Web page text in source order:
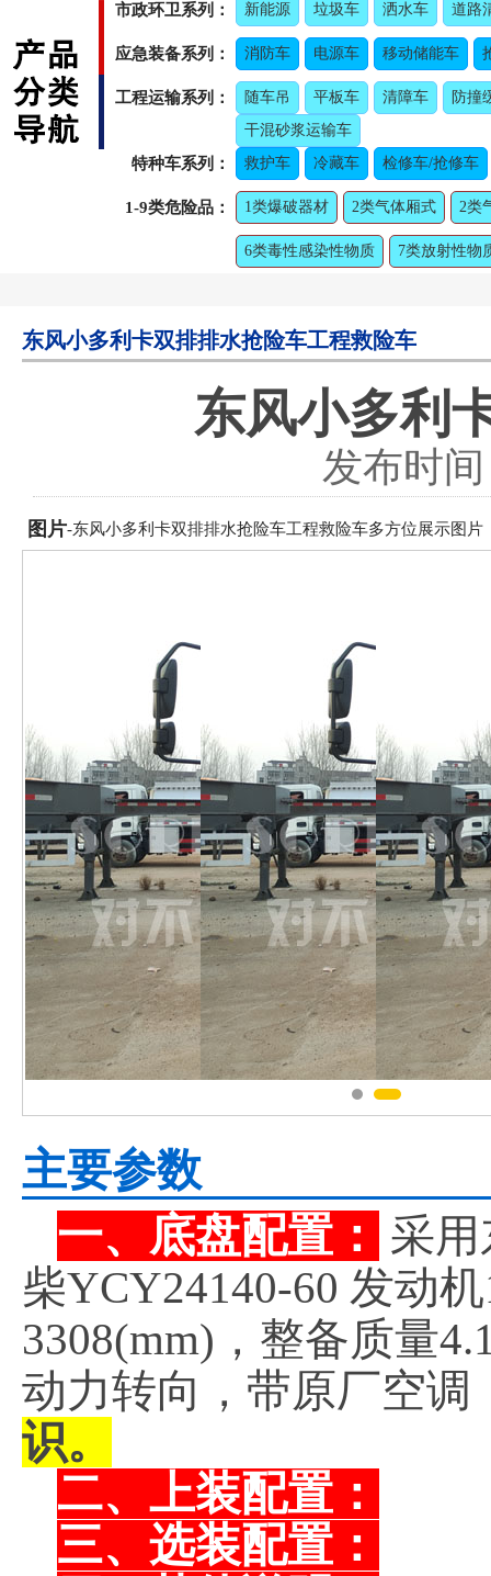
市政环卫系列： 新能源 垃圾车 洒水车 道路
应急装备系列： 消防车 电源车 移动储能车
工程运输系列： 随车吊 平板车 清障车
防撞
干混砂浆运输车
特种车系列： 救护车 冷藏车 检修车/抢修车
1-9类危险品： 1类爆破器材 2类气体厢式 2类
6类毒性感染性物质 7类放射性物
东风小多利卡双排排水抢险车工程救险车
东风小多利
发布时
图片-东风小多利卡双排排水抢险车工程救险车多方位展示图片
主要参数
一、底盘配置：
采用
柴YCY24140-60 发动
3308(mm)，整备质量
动力转向，带原厂空调
识。
二、上装配置：
三、选装配置：